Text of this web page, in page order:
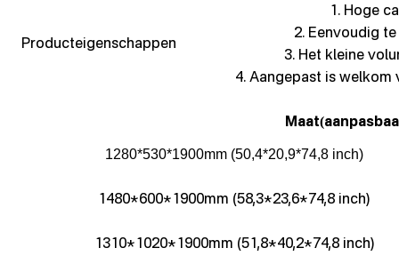
Producteigenschappen
1. Hoge
2. Eenvoudig
3. Het kleine
4. Aangepast is
Maat(
1280*530*1900mm (50,4*20,9*74,8 inch)
1480*600*1900mm (58,3*23,6*74,8 inch)
1310*1020*1900mm (51,8*40,2*74,8 inch)